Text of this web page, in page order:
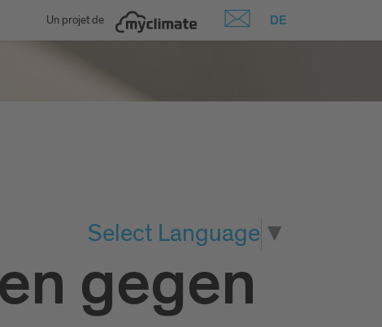
Un projet de DE
Select Language ▼
gegen